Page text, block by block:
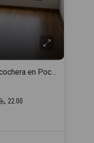
Apartamento en venta c/ cochera en Pocitos
22.00